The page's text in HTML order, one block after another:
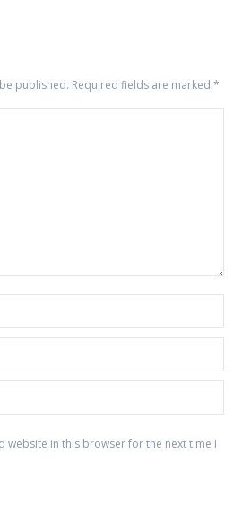
published. Required fields are marked *
website in this browser for the next time I